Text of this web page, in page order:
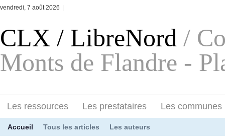
vendredi, 7 août 2026
CLX / LibreNord /
Monts de Flandre -
Les ressources Les prestataires Les communes
Accueil Tous les articles Les auteurs